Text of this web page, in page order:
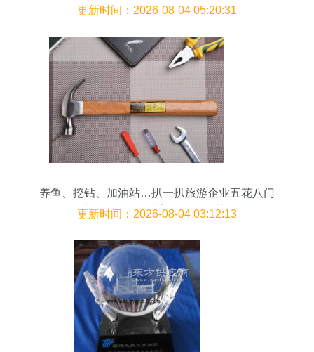
售市场
更新时间：2026-08-04 05:20:31
养鱼、挖钻、加油站…扒一扒旅游企业五花八门
的“副业”(二)——工艺美术品及收藏品零售
更新时间：2026-08-04 03:12:13